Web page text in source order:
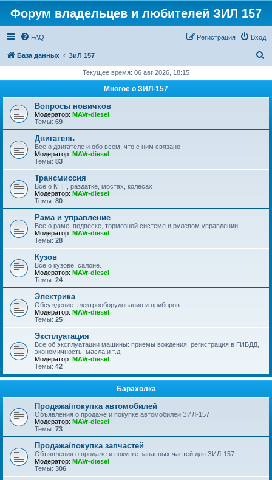
Форум владельцев и любителей ЗИЛ 157
FAQ Вход
Регистрация
База данных ЗиЛ 157
с
Текущее время: 06 авг 2026, 18:15
Многое о ЗИЛ-157
Вопросы новичков
Модератор: MAVr-diesel
Темы: 69
Двигатель
Все о двигателе и обо всем, что с ним связано
Модератор: MAVr-diesel
Темы: 83
Трансмиссия
Все о КПП, раздатке, мостах, колесах
Модератор: MAVr-diesel
Темы: 80
Рама и управление
Все о раме, подвеске, тормозной системе и рулевом управлении
Модератор: MAVr-diesel
Темы: 28
Кузов
Все о кузове, салоне.
Модератор: MAVr-diesel
Темы: 24
Электрика
Обсуждение электрооборудования и приборов.
Модератор: MAVr-diesel
Темы: 25
Эксплуатация
Все об эксплуатации машины: приемы вождения, регистрация в ГИБДД,
экономичность, масла и т.д.
Модератор: MAVr-diesel
Темы: 42
Барахолка
Продажа/покупка автомобилей
Объявления о продаже и покупке автомобилей ЗИЛ-157
Модератор: MAVr-diesel
Темы: 73
Продажа/покупка запчастей
Объявления о продаже и покупке запасных частей для ЗИЛ-157
Модератор: MAVr-diesel
Темы: 306